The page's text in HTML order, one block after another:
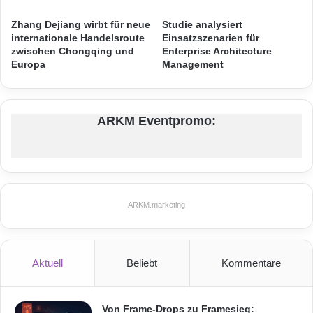
Präzision im OP-Saal dank ultrahoher
Tiefenschärfe und einzigartiger
l
f
ü
r
r
f
b
a
B
a
W
A
R
D
Zhang Dejiang wirbt für neue
internationale Handelsroute
zwischen Chongqing und
Europa
Studie analysiert
Einsatzszenarien für
Enterprise Architecture
Management
ARKM Eventpromo:
ARKM.marketing
Aktuell Beliebt Kommentare
Von Frame-Drops zu Framesieg: